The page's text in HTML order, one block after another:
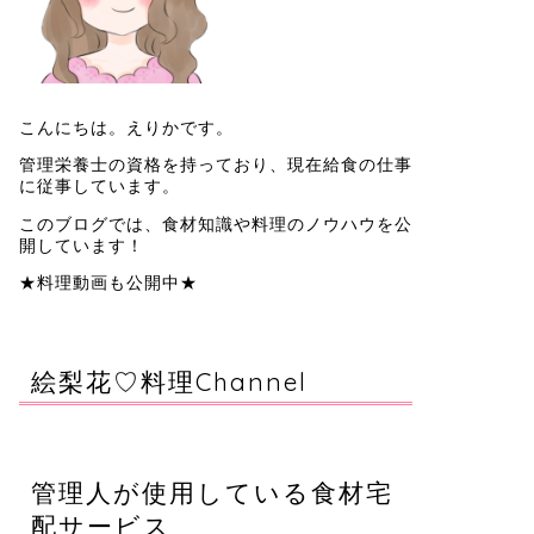
こんにちは。えりかです。
管理栄養士の資格を持っており、現在給食の仕事
に従事しています。
このブログでは、食材知識や料理のノウハウを公
開しています！
★料理動画も公開中★
絵梨花♡料理Channel
管理人が使用している食材宅
配サービス